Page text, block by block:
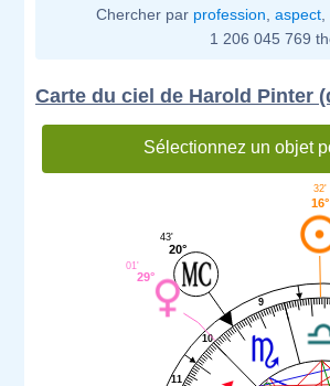
Chercher par profession aspect
1 206 045 769
Carte du ciel de Harold Pinter
Sélectionnez un objet
9
10
11
16°
32'
20°
43'
29°
01'